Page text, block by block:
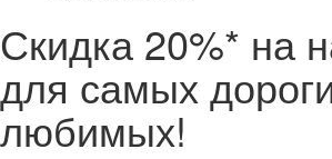
Скидка 20%* на
для самых
любимых!